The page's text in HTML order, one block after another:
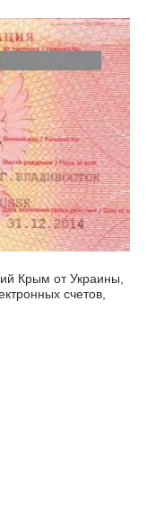
Крым от Украины,
счетов,